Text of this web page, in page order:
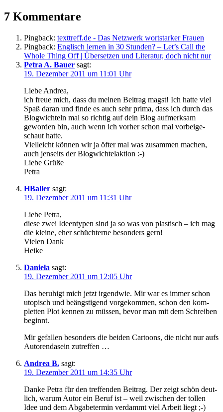
7 Kommentare
Pingback: texttreff.de - Das Netzwerk wortstarker Frauen
Pingback: Englisch lernen in 30 Stunden? – Let’s Call the
Whole Thing Off | Übersetzen und Literatur, doch nicht nur
Petra A. Bauer sagt:
19. Dezember 2011 um 11:01 Uhr
Liebe Andrea,
ich freue mich, dass du mei­nen Beitrag magst! Ich hat­te viel
Spaß dar­an und fin­de es auch sehr pri­ma, dass ich durch das
Blogwichteln mal so rich­tig auf dein Blog auf­merk­sam
gewor­den bin, auch wenn ich vor­her schon mal vor­bei­ge­
schaut hatte.
Vielleicht kön­nen wir ja öfter mal was zusam­men machen,
auch jen­seits der Blogwichtelaktion :-)
Liebe Grüße
Petra
HBaller sagt:
19. Dezember 2011 um 11:31 Uhr
Liebe Petra,
die­se zwei Ideentypen sind ja so was von plas­tisch – ich mag
die klei­ne, eher schüch­ter­ne beson­ders gern!
Vielen Dank
Heike
Daniela sagt:
19. Dezember 2011 um 12:05 Uhr
Das beru­higt mich jetzt irgend­wie. Mir war es immer schon
uto­pisch und beängs­ti­gend vor­ge­kom­men, schon den kom­
plet­ten Plot ken­nen zu müs­sen, bevor man mit dem Schreiben
beginnt.
Mir gefal­len beson­ders die bei­den Cartoons, die nicht nur aufs
Autorendasein zutreffen …
Andrea B. sagt:
19. Dezember 2011 um 14:35 Uhr
Danke Petra für den tref­fen­den Beitrag. Der zeigt schön deut­
lich, war­um Autor ein Beruf ist – weil zwi­schen der tol­len
Idee und dem Abgabetermin ver­dammt viel Arbeit liegt ;-)